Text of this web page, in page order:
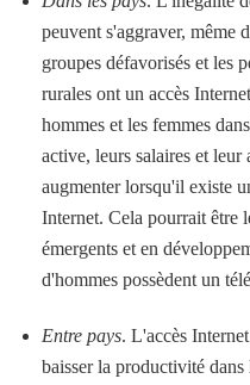
peuvent s'aggraver, même
groupes défavorisés et les
rurales ont un accès
hommes et les femmes
active, leurs salaires et leur
augmenter lorsqu'il existe
Internet. Cela pourrait être
émergents et en
d'hommes possèdent un
Entre pays. L'accès
baisser la productivité dans